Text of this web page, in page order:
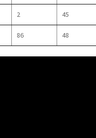
2 45
86 48